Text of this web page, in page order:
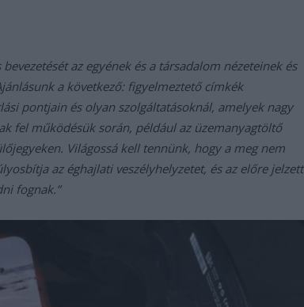
az egyének és a társadalom nézeteinek és
a következő: figyelmeztető címkék
pontjain és olyan szolgáltatásoknál, amelyek nagy
fel működésük során, például az üzemanyagtöltő
Világossá kell tennünk, hogy a meg nem
az éghajlati veszélyhelyzetet, és az előre jelzett
fognak.”